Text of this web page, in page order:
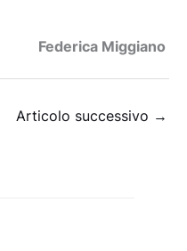
Federica Miggiano
Articolo successivo →